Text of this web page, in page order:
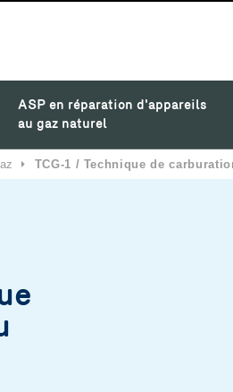
ASP en réparation d'appareils
au gaz naturel
⏵ TCG-1 / Technique de